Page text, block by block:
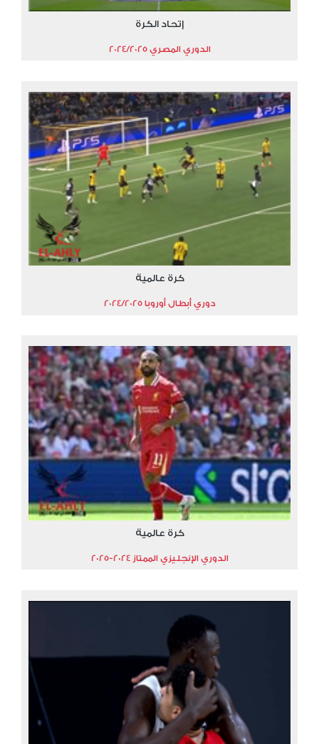
إتحاد الكرة
الدوري المصري 2024/2025
كرة عالمية
دوري أبطال أوروبا 2024/2025
كرة عالمية
الدوري الإنجليزي الممتاز 2024-2025